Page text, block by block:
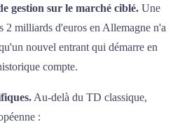
gestion sur le marché ciblé. Une
2 milliards d'euros en Allemagne n'a
nouvel entrant qui démarre en
compte.
Au-delà du TD classique,
: